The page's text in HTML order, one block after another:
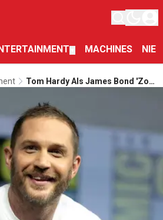
MACHINES
Tom Hardy Als James Bond 'zo